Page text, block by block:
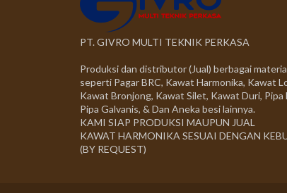
PT. GIVRO MULTI TEKNIK PERKASA
Produksi dan distributor (Jual) berbagai
seperti Pagar BRC, Kawat Harmonika, Kawat
Kawat Bronjong, Kawat Silet, Kawat Duri, Pipa
Pipa Galvanis, & Dan Aneka besi lainnya.
KAMI SIAP PRODUKSI MAUPUN JUAL
KAWAT HARMONIKA SESUAI DENGAN
(BY REQUEST)